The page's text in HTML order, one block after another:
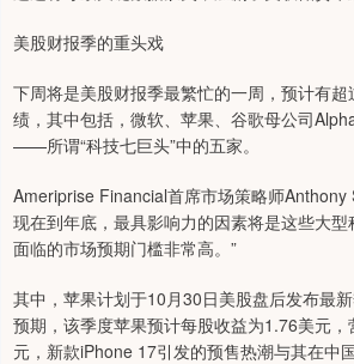
美股财报季的重头戏
下周将是美股财报季最繁忙的一周，预计有
绩，其中包括，微软、苹果、谷歌母公司
——所谓“科技七巨头”中的五家。
Ameriprise Financial首席市场策略师Anthony
现在到年底，最具影响力的因素将是这些大
面临的市场预期门槛非常高。”
其中，苹果计划于10月30日美股盘后发布最
预期，该季度苹果预计每股收益为1.76美元
元，新款iPhone 17引发的预售热潮与其在中